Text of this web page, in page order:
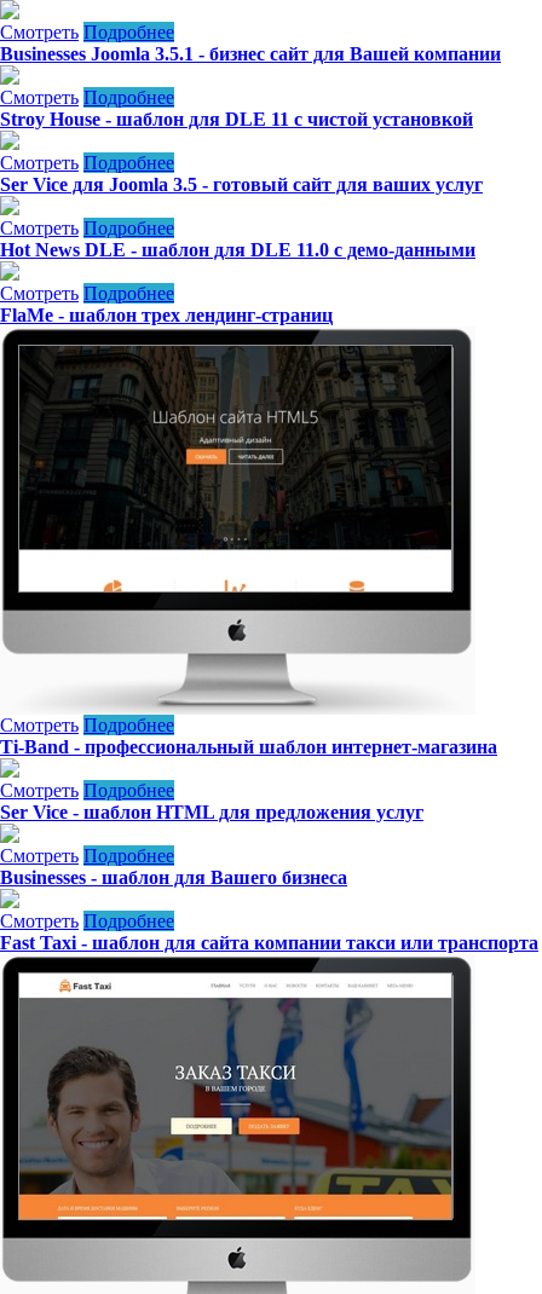
Смотреть Подробнее
Businesses Joomla 3.5.1 - бизнес сайт для Вашей компании
Смотреть Подробнее
Stroy House - шаблон для DLE 11 с чистой установкой
Смотреть Подробнее
Ser Vice для Joomla 3.5 - готовый сайт для ваших услуг
Смотреть Подробнее
Hot News DLE - шаблон для DLE 11.0 с демо-данными
Смотреть Подробнее
FlaMe - шаблон трех лендинг-страниц
Смотреть Подробнее
Ti-Band - профессиональный шаблон интернет-магазина
Смотреть Подробнее
Ser Vice - шаблон HTML для предложения услуг
Смотреть Подробнее
Businesses - шаблон для Вашего бизнеса
Смотреть Подробнее
Fast Taxi - шаблон для сайта компании такси или транспорта